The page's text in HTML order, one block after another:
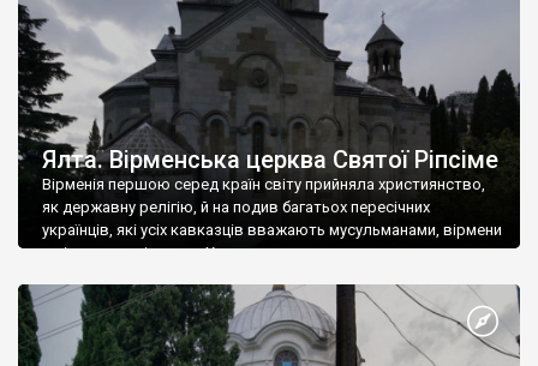
Ялта. Вірменська церква Святої Ріпсіме
Вірменія першою серед країн світу прийняла християнство,
як державну релігію, й на подив багатьох пересічних
українців, які усіх кавказців вважають мусульманами, вірмени
є відданими вірянами Христа